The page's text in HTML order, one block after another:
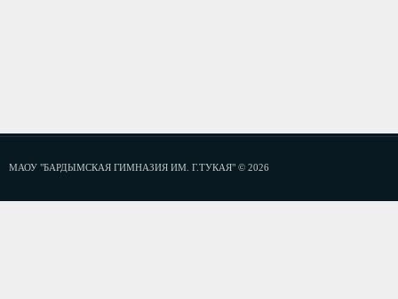
МАОУ "БАРДЫМСКАЯ ГИМНАЗИЯ ИМ. Г.ТУКАЯ" © 2026